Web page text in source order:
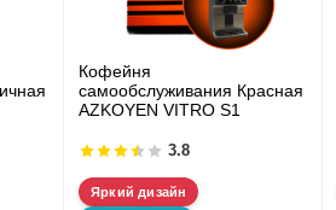
Кофейня
самообслуживания Красная
AZKOYEN VITRO S1
3.8
Яркий дизайн